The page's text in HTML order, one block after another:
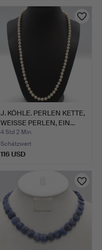
J. KÖHLE. PERLEN KETTE,
WEISSE PERLEN, EIN…
4 Std 2 Min
Schätzwert
116 USD